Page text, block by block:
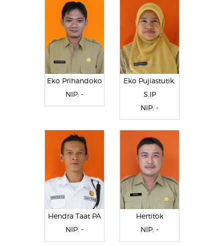
Eko Prihandoko
NIP: -
Eko Pujiastutik,
S.IP
NIP: -
Hendra Taat PA
NIP: -
Hertitok
NIP: -